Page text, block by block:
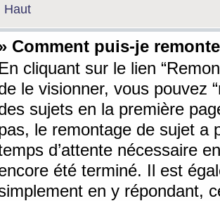
Haut
Comment puis-je
En cliquant sur le lien
le visionner, vous pouvez
sujets en la première
le remontage de sujet a
d’attente nécessaire
été terminé. Il est
en y répondant,